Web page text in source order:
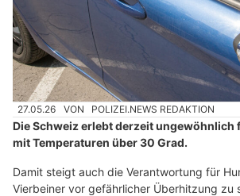
27.05.26 VON POLIZEI.NEWS REDAKTION
Die Schweiz erlebt derzeit ungewöhnlich
mit Temperaturen über 30 Grad.
Damit steigt auch die Verantwortung für
Vierbeiner vor gefährlicher Überhitzung zu